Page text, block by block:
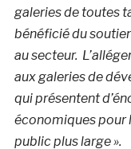
galeries de toutes
bénéficié du
au secteur.
aux galeries de
qui présentent
économiques pour
public plus large ».